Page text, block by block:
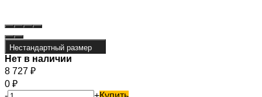
Нестандартный размер
Нет в наличии
8 727 ₽
0 ₽